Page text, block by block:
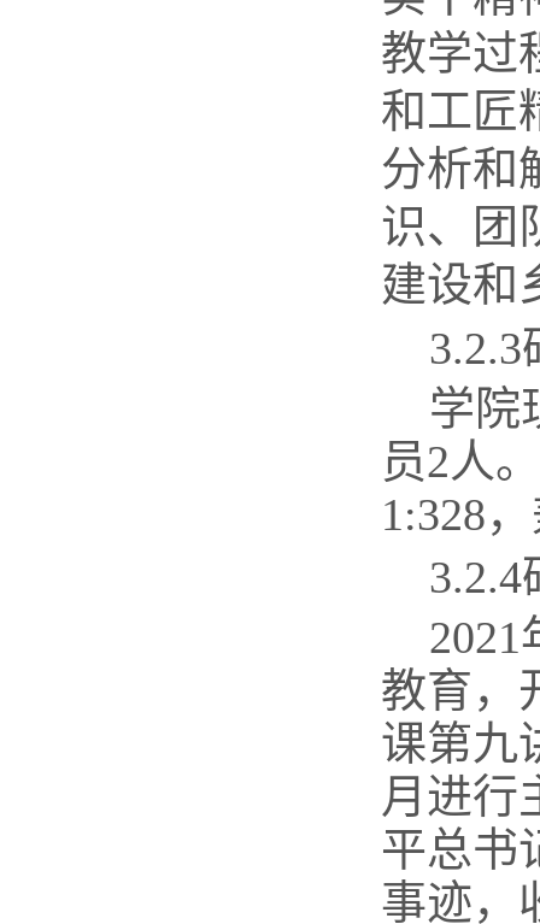
教学过
和工匠
分析和
识、团
建设和
3.2.3
学院
员2人
1:328
3.2.4
2021
教育，
课第九
月进行
平总书
事迹，